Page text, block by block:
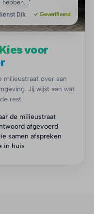
Dik ✓ Geverifieerd
Kies voor
milieustraat over aan
Jij wijst aan wat
rest.
de milieustraat
afgevoerd
samen afspreken
in huis